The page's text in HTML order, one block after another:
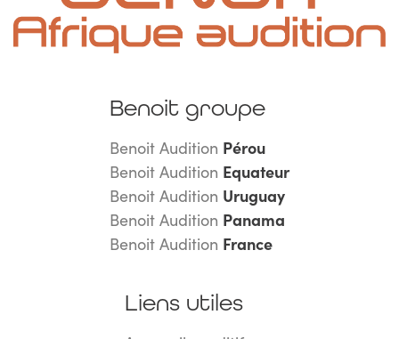
Benoit groupe
Benoit Audition Pérou
Benoit Audition Equateur
Benoit Audition Uruguay
Benoit Audition Panama
Benoit Audition France
Liens utiles